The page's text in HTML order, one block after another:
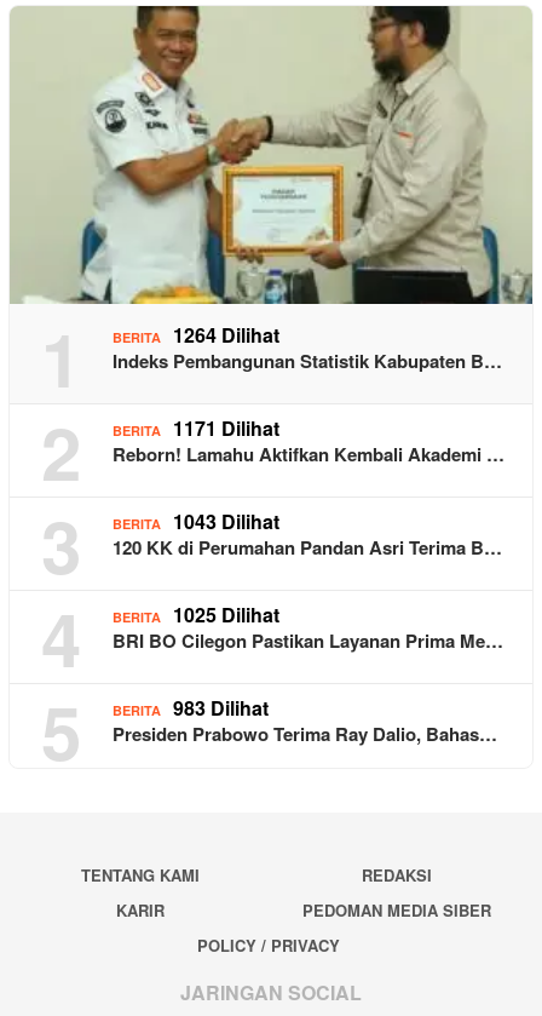
1 BERITA 1264 Dilihat
Indeks Pembangunan Statistik Kabupaten B…
2 BERITA 1171 Dilihat
Reborn! Lamahu Aktifkan Kembali Akademi …
3 BERITA 1043 Dilihat
120 KK di Perumahan Pandan Asri Terima B…
4 BERITA 1025 Dilihat
BRI BO Cilegon Pastikan Layanan Prima Me…
5 BERITA 983 Dilihat
Presiden Prabowo Terima Ray Dalio, Bahas…
TENTANG KAMI
REDAKSI
KARIR
PEDOMAN MEDIA SIBER
POLICY / PRIVACY
JARINGAN SOCIAL